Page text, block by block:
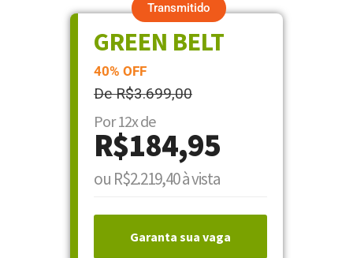
Transmitido
GREEN BELT
40% OFF
De R$3.699,00
Por 12x de
R$184,95
ou R$2.219,40 à vista
Garanta sua vaga